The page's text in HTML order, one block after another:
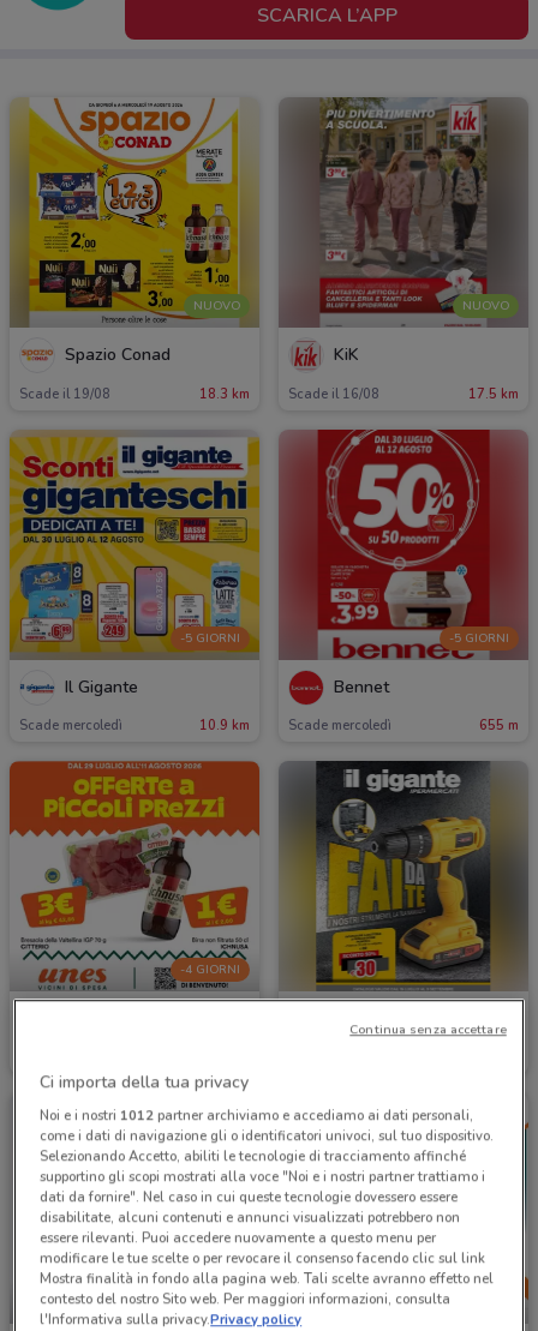
SCARICA L’APP
NUOVO
Spazio Conad
Scade il 19/08 18.3 km
NUOVO
KiK
Scade il 16/08 17.5 km
-5 GIORNI
Il Gigante
Scade mercoledì 10.9 km
-5 GIORNI
Bennet
Scade mercoledì 655 m
-4 GIORNI
-2 GIORNI
Ci importa della tua privacy
Noi e i nostri 1012partner archiviamo e accediamo ai dati personali,
come i dati di navigazione gli o identificatori univoci, sul tuo dispositivo.
Selezionando Accetto, abiliti le tecnologie di tracciamento affinché
supportino gli scopi mostrati alla voce "Noi e i nostri partner trattiamo i
dati da fornire". Nel caso in cui queste tecnologie dovessero essere
disabilitate, alcuni contenuti e annunci visualizzati potrebbero non
essere rilevanti. Puoi accedere nuovamente a questo menu per
modificare le tue scelte o per revocare il consenso facendo clic sul link
Mostra finalità in fondo alla pagina web. Tali scelte avranno effetto nel
contesto del nostro Sito web. Per maggiori informazioni, consulta
l'Informativa sulla privacy.Privacy policy
Continua senza accettare